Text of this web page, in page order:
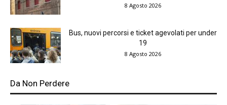
8 Agosto 2026
Bus, nuovi percorsi e ticket agevolati per under
19
8 Agosto 2026
Da Non Perdere